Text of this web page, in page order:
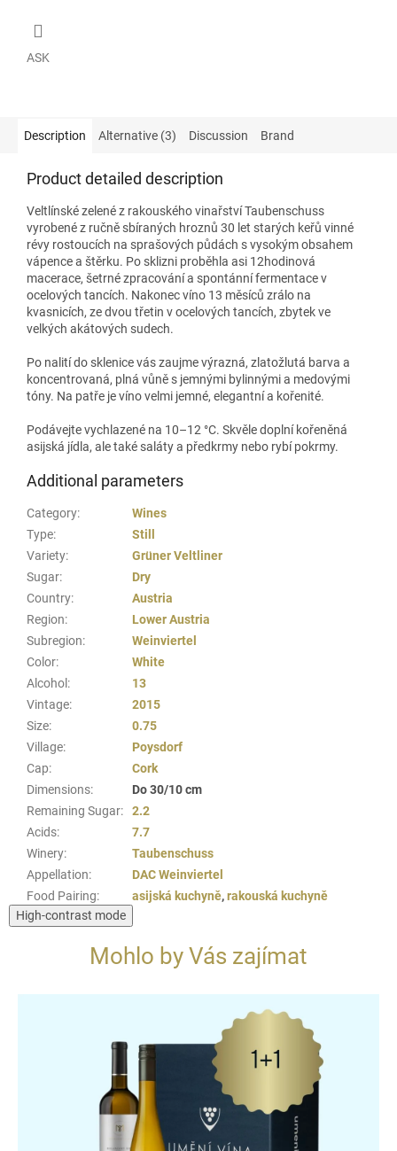
ASK
Description Alternative (3) Discussion Brand
Product detailed description
Veltlínské zelené z rakouského vinařství Taubenschuss
vyrobené z ručně sbíraných hroznů 30 let starých keřů vinné
révy rostoucích na sprašových půdách s vysokým obsahem
vápence a štěrku. Po sklizni proběhla asi 12hodinová
macerace, šetrné zpracování a spontánní fermentace v
ocelových tancích. Nakonec víno 13 měsíců zrálo na
kvasnicích, ze dvou třetin v ocelových tancích, zbytek ve
velkých akátových sudech.
Po nalití do sklenice vás zaujme výrazná, zlatožlutá barva a
koncentrovaná, plná vůně s jemnými bylinnými a medovými
tóny. Na patře je víno velmi jemné, elegantní a kořenité.
Podávejte vychlazené na 10–12 °C. Skvěle doplní kořeněná
asijská jídla, ale také saláty a předkrmy nebo rybí pokrmy.
Additional parameters
Category:
Wines
Type:
Still
Variety:
Grüner Veltliner
Sugar:
Dry
Country:
Austria
Region:
Lower Austria
Subregion:
Weinviertel
Color:
White
Alcohol :
13
Vintage:
2015
Size:
0.75
Village:
Poysdorf
Cap:
Cork
Dimensions:
Do 30/10 cm
Remaining Sugar:
2.2
Acids:
7.7
Winery:
Taubenschuss
Appellation:
DAC Weinviertel
Food Pairing: asijská kuchyně,rakouská kuchyně
High-contrast mode
Mohlo by Vás zajímat